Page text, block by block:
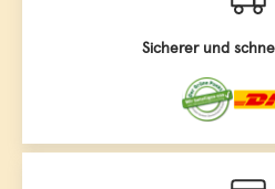
Sicherer und